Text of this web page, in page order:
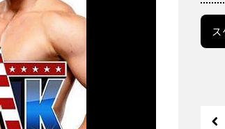
オーカーンチ